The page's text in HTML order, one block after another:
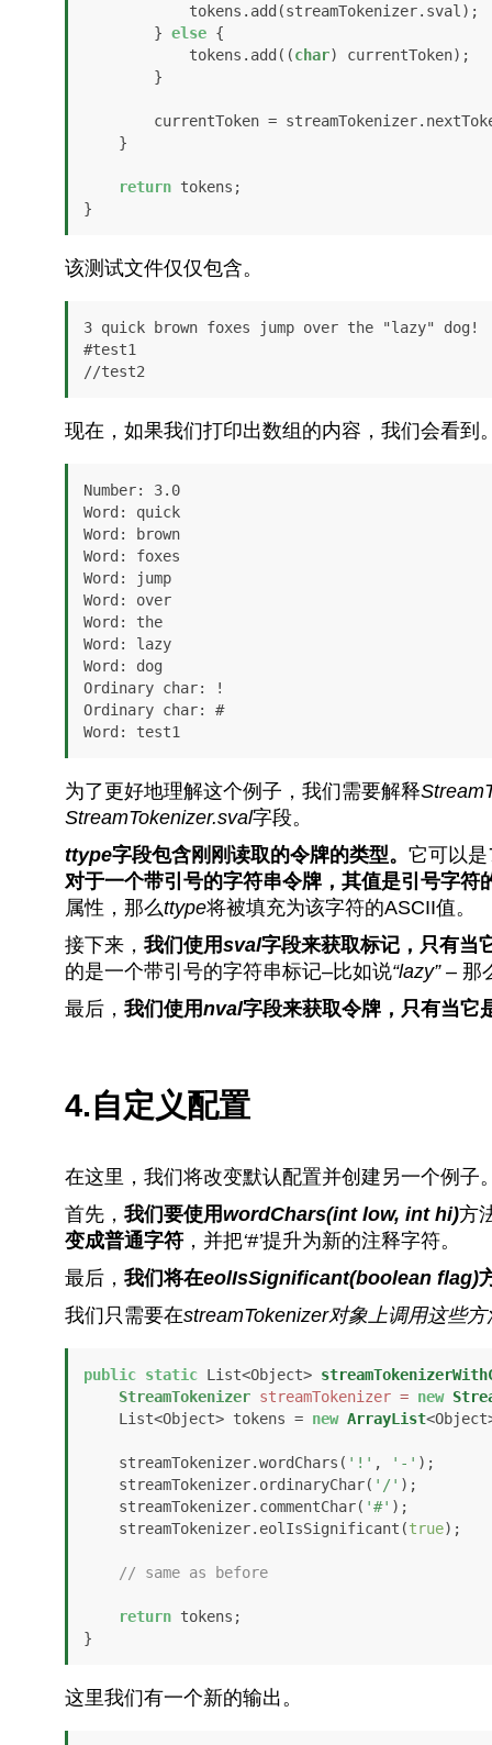
        }
else {
            tokens.add((
char) currentToken);
return tokens;
}
该测试文件仅仅包含。
3 quick brown foxes jump over the "lazy" dog!
#test1
//test2
现在，如果我们打印出数组的内容，我们会看到
Number: 3.0
Word: quick
Word: brown
Word: foxes
Word: jump
Word: over
Word: the
Word: lazy
Word: dog
Ordinary char: !
Ordinary char: #
Word: test1
为了更好地理解这个例子，我们需要解释
StreamTokenizer.sval字段。
ttype字段包含刚刚读取的令牌的类型。 它可以是
对于一个带引号的字符串令牌，其值是引号字符
属性，那么ttype将被填充为该字符的ASCII值。
接下来， 我们使用sval字段来获取标记，只有当
的是一个带引号的字符串标记–比如说“lazy” – 那
最后， 我们使用nval字段来获取令牌，只有当它
4.自定义配置
在这里，我们将改变默认配置并创建另一个例子
首先， 我们要使用wordChars(int low, int hi)方
变成普通字符，并把‘#’提升为新的注释字符。
最后， 我们将在eolIsSignificant(boolean flag)
我们只需要在streamTokenizer对象上调用这些方
public static List<Object>
StreamTokenizer streamTokenizer = new
    List<Object> tokens =
new ArrayList
    streamTokenizer.wordChars(
'!' , '-' );
    streamTokenizer.ordinaryChar(
'/' );
    streamTokenizer.commentChar(
'#' );
    streamTokenizer.eolIsSignificant(
true);
// same as before
return tokens;
}
这里我们有一个新的输出。